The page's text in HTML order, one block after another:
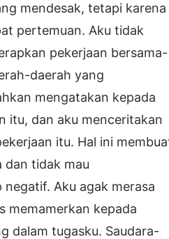
mendesak, tetapi karena
pertemuan. Aku tidak
pekerjaan bersama-
daerah yang
mengatakan kepada
itu, dan aku menceritakan
itu. Hal ini
dan tidak mau
Aku agak merasa
memamerkan kepada
dalam tugasku. Saudara-